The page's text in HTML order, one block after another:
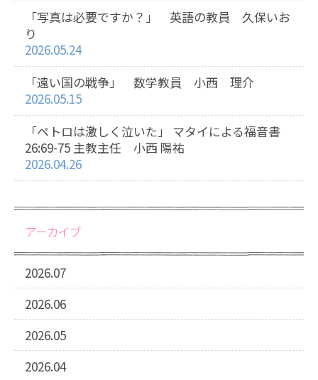
「写真は必要ですか？」 英語の教員 久保いお
り
2026.05.24
「遠い国の戦争」 数学教員 小西 理介
2026.05.15
「ペトロは激しく泣いた」 マタイによる福音書
26:69-75 主教主任 小西 陽祐
2026.04.26
アーカイブ
2026.07
2026.06
2026.05
2026.04